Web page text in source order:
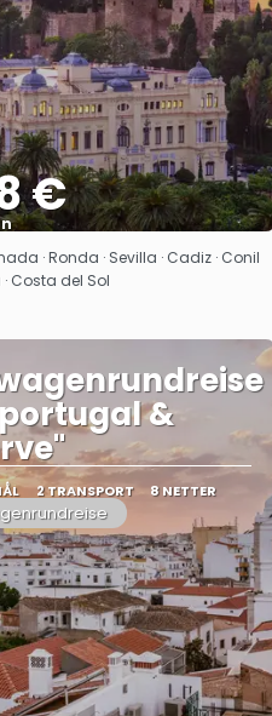
€
Se
· Ronda · Sevilla · Cadiz · Conil
Costa del Sol
&
2 TRANSPORT 8 NETTER